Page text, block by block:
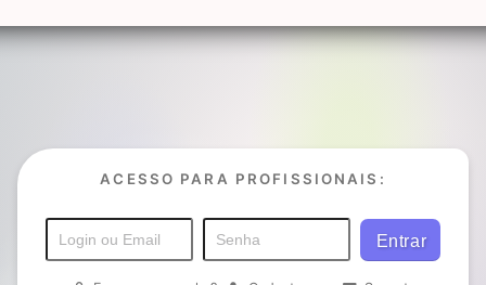
ACESSO PARA PROFISSIONAIS: